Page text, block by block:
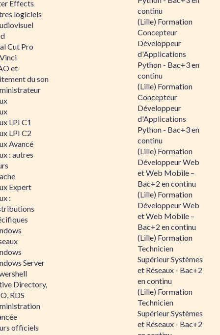
Effects
logiciels
Cut Pro
et
du son
LPI C1
LPI C2
Avancé
: autres
Expert
:
Server
Directory,
RDS
officiels
continu
(Lille) Formation
Concepteur
Développeur
d'Applications
Python - Bac+3 en
continu
(Lille) Formation
Concepteur
Développeur
d'Applications
Python - Bac+3 en
continu
(Lille) Formation
Développeur Web
et Web Mobile –
Bac+2 en continu
(Lille) Formation
Développeur Web
et Web Mobile –
Bac+2 en continu
(Lille) Formation
Technicien
Supérieur Systèmes
et Réseaux - Bac+2
en continu
(Lille) Formation
Technicien
Supérieur Systèmes
et Réseaux - Bac+2